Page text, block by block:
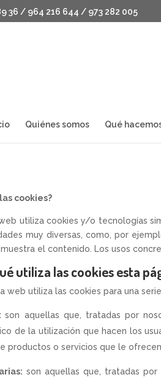
36 / 964 216 644 / 973 282 005
Quiénes somos Qué
cookies?
utiliza cookies y/o tecnologías
muy diversas, como, por
el contenido. Los usos
utiliza las cookies esta
web utiliza las cookies para una
son aquellas que, tratadas por
de la utilización que hacen los
productos o servicios que le
son aquellas que, tratadas